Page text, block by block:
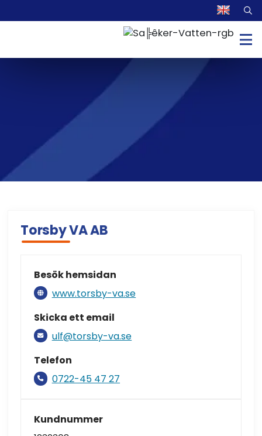
Torsby VA AB
Besök hemsidan
www.torsby-va.se
Skicka ett email
ulf@torsby-va.se
Telefon
0722-45 47 27
Kundnummer